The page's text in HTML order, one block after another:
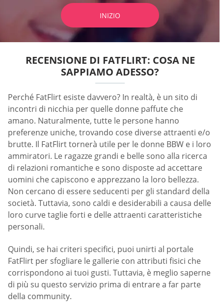
INIZIO
RECENSIONE DI FATFLIRT: COSA NE
SAPPIAMO ADESSO?
Perché FatFlirt esiste davvero? In realtà, è un sito di
incontri di nicchia per quelle donne paffute che
amano. Naturalmente, tutte le persone hanno
preferenze uniche, trovando cose diverse attraenti e/o
brutte. Il FatFlirt tornerà utile per le donne BBW e i loro
ammiratori. Le ragazze grandi e belle sono alla ricerca
di relazioni romantiche e sono disposte ad accettare
uomini che capiscono e apprezzano la loro bellezza.
Non cercano di essere seducenti per gli standard della
società. Tuttavia, sono caldi e desiderabili a causa delle
loro curve taglie forti e delle attraenti caratteristiche
personali.
Quindi, se hai criteri specifici, puoi unirti al portale
FatFlirt per sfogliare le gallerie con attributi fisici che
corrispondono ai tuoi gusti. Tuttavia, è meglio saperne
di più su questo servizio prima di entrare a far parte
della community.